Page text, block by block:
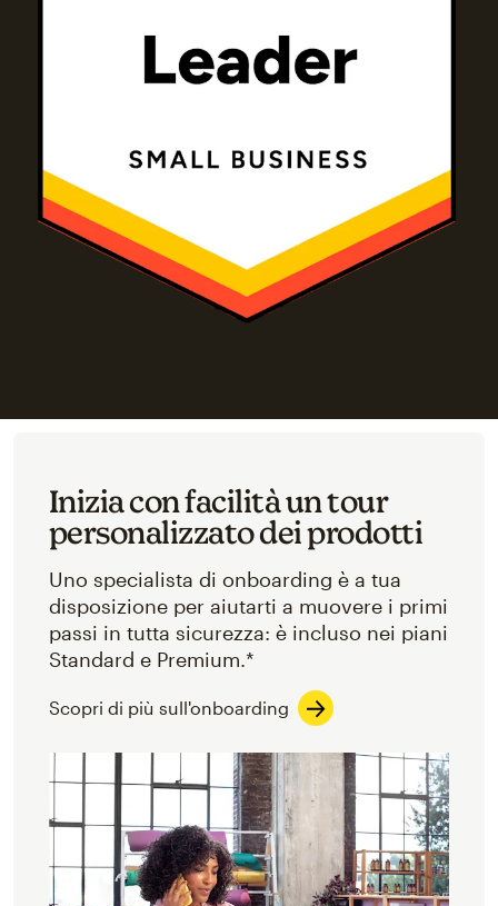
Inizia con facilità un tour
personalizzato dei prodotti
Uno specialista di onboarding è a tua
disposizione per aiutarti a muovere i primi
passi in tutta sicurezza: è incluso nei piani
Standard e Premium.*
Scopri di più sull'onboarding